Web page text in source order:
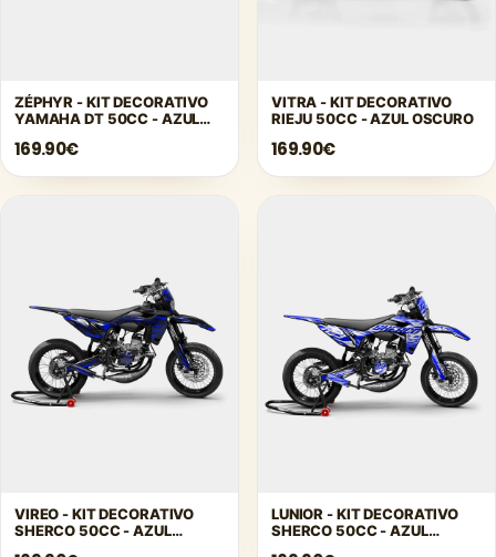
ZÉPHYR - KIT DECORATIVO
YAMAHA DT 50CC - AZUL
169.90€
VITRA - KIT DECORATIVO
RIEJU 50CC - AZUL OSCURO
169.90€
VIREO - KIT DECORATIVO
SHERCO 50CC - AZUL
LUNIOR - KIT DECORATIVO
SHERCO 50CC - AZUL